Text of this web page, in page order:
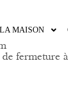
LA MAISON
de fermeture